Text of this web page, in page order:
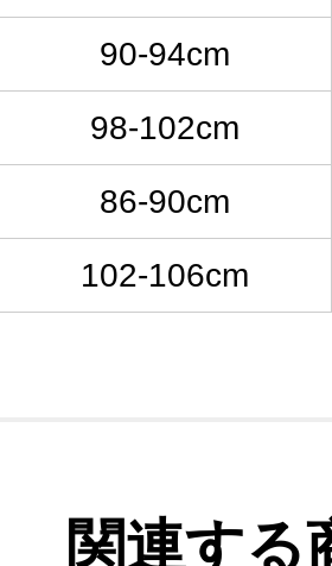
90-94cm
98-102cm
86-90cm
102-106cm
関連する